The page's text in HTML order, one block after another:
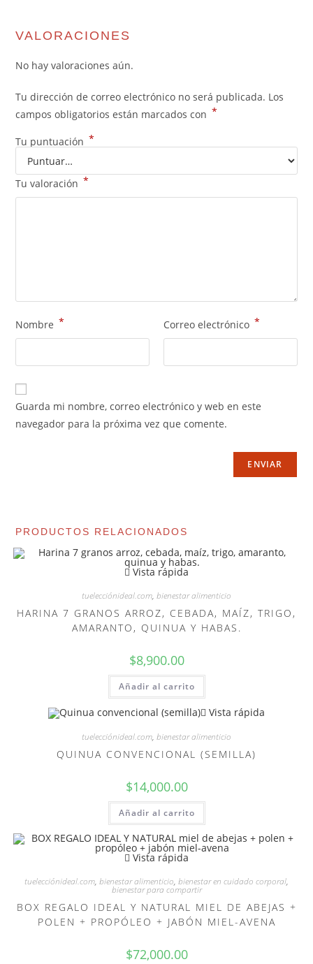
VALORACIONES
No hay valoraciones aún.
Tu dirección de correo electrónico no será publicada. Los
campos obligatorios están marcados con *
Tu puntuación *
Tu valoración *
Nombre * Correo electrónico *
Guarda mi nombre, correo electrónico y web en este
navegador para la próxima vez que comente.
PRODUCTOS RELACIONADOS
Vista rápida
tuelecciónideal.com, bienestar alimenticio
HARINA 7 GRANOS ARROZ, CEBADA, MAÍZ, TRIGO,
AMARANTO, QUINUA Y HABAS.
$8,900.00
Añadir al carrito
Vista rápida
tuelecciónideal.com, bienestar alimenticio
QUINUA CONVENCIONAL (SEMILLA)
$14,000.00
Añadir al carrito
Vista rápida
tuelecciónideal.com, bienestar alimenticio, bienestar en cuidado corporal,
bienestar para compartir
BOX REGALO IDEAL Y NATURAL MIEL DE ABEJAS +
POLEN + PROPÓLEO + JABÓN MIEL-AVENA
$72,000.00